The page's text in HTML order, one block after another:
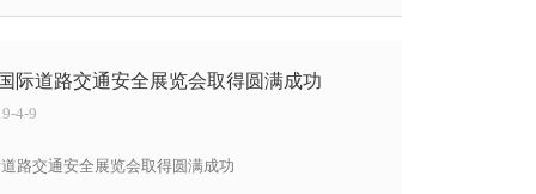
际道路交通安全展览会取得圆满成功
路交通安全展览会取得圆满成功
4-9